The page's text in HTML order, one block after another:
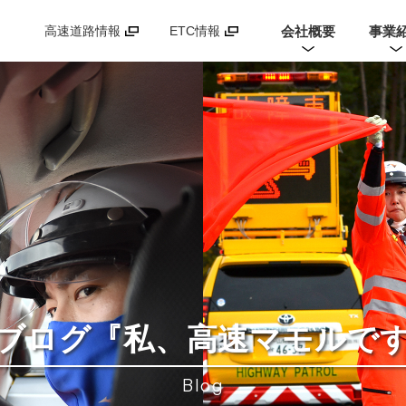
高速道路情報 ETC情報 会社概要 事業
ログ『私、高速マモルで
Blog